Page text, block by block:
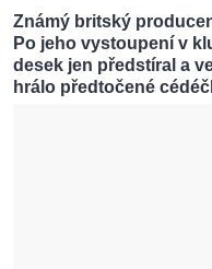
Známý britský
Po jeho vystoupení v
desek jen předstíral a
hrálo předtočené